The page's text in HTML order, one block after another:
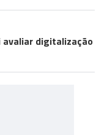
avaliar digitalização